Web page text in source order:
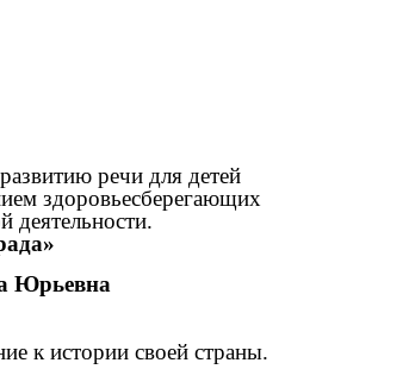
речи для детей
здоровьесберегающих
деятельности.
Юрьевна
к истории своей страны.